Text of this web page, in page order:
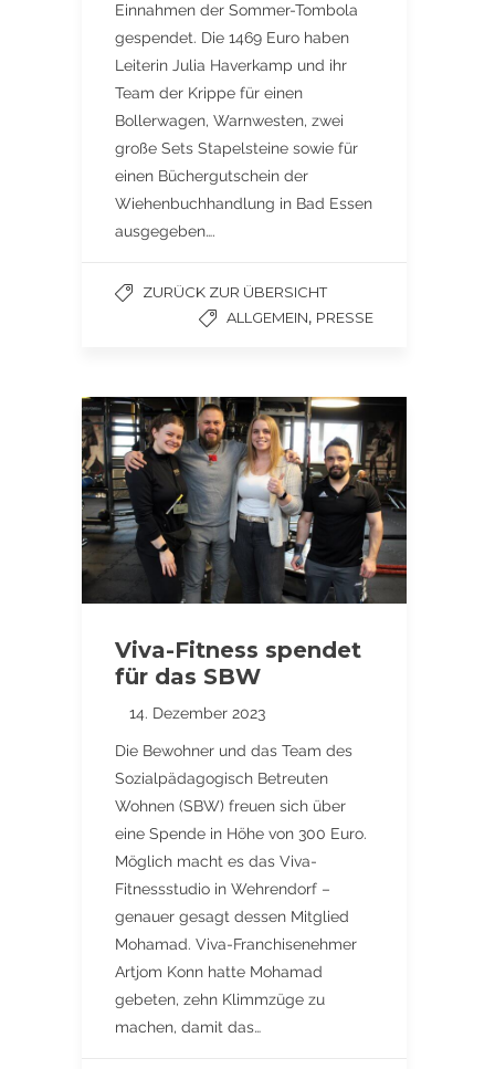
Einnahmen der Sommer-Tombola
gespendet. Die 1469 Euro haben
Leiterin Julia Haverkamp und ihr
Team der Krippe für einen
Bollerwagen, Warnwesten, zwei
große Sets Stapelsteine sowie für
einen Büchergutschein der
Wiehenbuchhandlung in Bad Essen
ausgegeben….
ZURÜCK ZUR ÜBERSICHT
ALLGEMEIN, PRESSE
Viva-Fitness spendet
für das SBW
14. Dezember 2023
Die Bewohner und das Team des
Sozialpädagogisch Betreuten
Wohnen (SBW) freuen sich über
eine Spende in Höhe von 300 Euro.
Möglich macht es das Viva-
Fitnessstudio in Wehrendorf –
genauer gesagt dessen Mitglied
Mohamad. Viva-Franchisenehmer
Artjom Konn hatte Mohamad
gebeten, zehn Klimmzüge zu
machen, damit das…